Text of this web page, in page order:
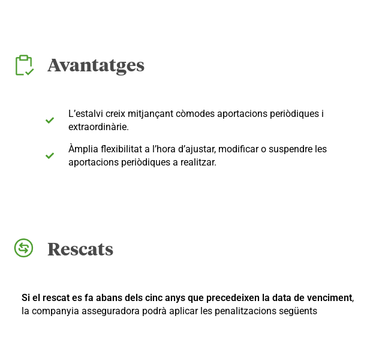
Avantatges
L’estalvi creix mitjançant còmodes aportacions periòdiques i
extraordinàrie.
Àmplia flexibilitat a l’hora d’ajustar, modificar o suspendre les
aportacions periòdiques a realitzar.
Rescats
Si el rescat es fa abans dels cinc anys que precedeixen la data de venciment,
la companyia asseguradora podrà aplicar les penalitzacions següents